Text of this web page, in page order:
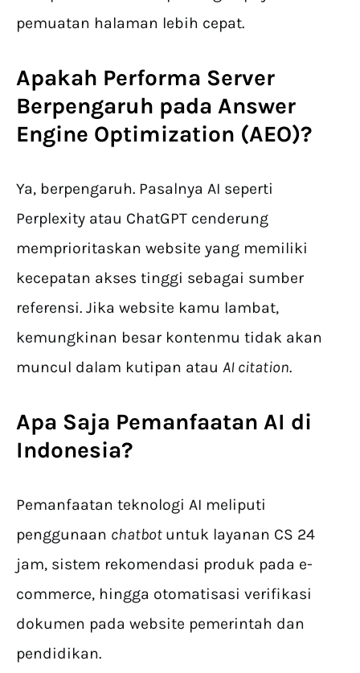
pemuatan halaman lebih cepat.
Apakah Performa Server
Berpengaruh pada Answer
Engine Optimization (AEO)?
Ya, berpengaruh. Pasalnya AI seperti
Perplexity atau ChatGPT cenderung
memprioritaskan website yang memiliki
kecepatan akses tinggi sebagai sumber
referensi. Jika website kamu lambat,
kemungkinan besar kontenmu tidak akan
muncul dalam kutipan atau AI citation.
Apa Saja Pemanfaatan AI di
Indonesia?
Pemanfaatan teknologi AI meliputi
penggunaan chatbot untuk layanan CS 24
jam, sistem rekomendasi produk pada e-
commerce, hingga otomatisasi verifikasi
dokumen pada website pemerintah dan
pendidikan.